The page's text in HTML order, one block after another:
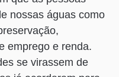
nossas águas como
emprego e renda.
se virassem de